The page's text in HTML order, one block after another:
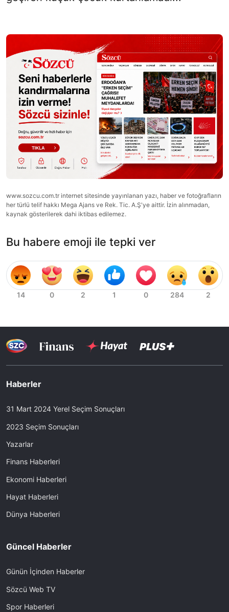
www.sozcu.com.tr internet sitesinde yayınlanan yazı, haber ve fotoğrafların
her türlü telif hakkı Mega Ajans ve Rek. Tic. A.Ş'ye aittir. İzin alınmadan,
kaynak gösterilerek dahi iktibas edilemez.
Bu habere emoji ile tepki ver
Haberler
31 Mart 2024 Yerel Seçim Sonuçları
2023 Seçim Sonuçları
Yazarlar
Finans Haberleri
Ekonomi Haberleri
Hayat Haberleri
Dünya Haberleri
Güncel Haberler
Günün İçinden Haberler
Sözcü Web TV
Spor Haberleri